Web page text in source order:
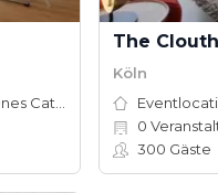
The Clouth
Köln
0
300 Gäste